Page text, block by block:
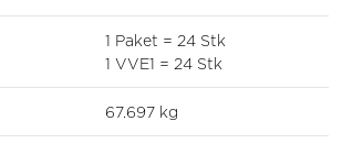
1 Paket = 24 Stk
1 VVE1 = 24 Stk
67.697 kg